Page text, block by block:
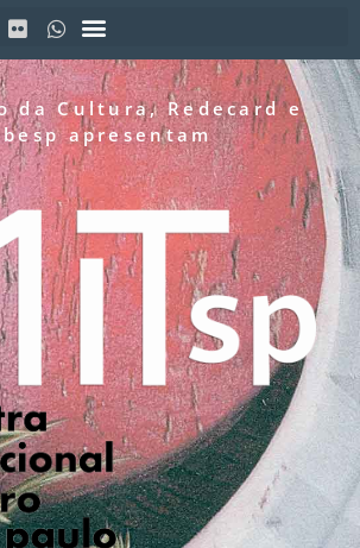
da Cultura, Redecard e
apresentam